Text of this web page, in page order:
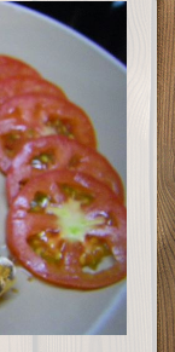
към
и
обяд,
че се
вече имаме
и вкусни
опитайте.